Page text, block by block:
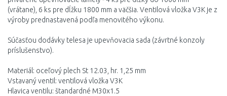
(vrátane), 6 ks pre dĺžku 1800 mm a väčšia. Ventilová vložka V3K je z
výroby prednastavená podľa menovitého výkonu.
Súčasťou dodávky telesa je upevňovacia sada (závrtné konzoly
príslušenstvo).
Materiál: oceľový plech St 12.03, hr. 1,25 mm
Vstavaný ventil: ventilová vložka V3K
Hlavica ventilu: štandardné M30x1.5